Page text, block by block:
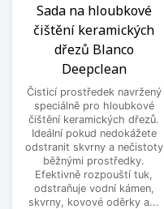
Sada na hloubkové
čištění keramických
dřezů Blanco
Deepclean
Čisticí prostředek navržený
speciálně pro hloubkové
čištění keramických dřezů.
Ideální pokud nedokážete
odstranit skvrny a nečistoty
běžnými prostředky.
Efektivně rozpouští tuk,
odstraňuje vodní kámen,
skvrny, kovové oděrky a...